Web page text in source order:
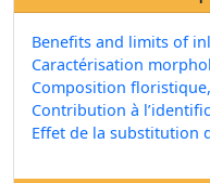
Benefits and limits of
Caractérisation
Composition
Contribution à
Effet de la substitution